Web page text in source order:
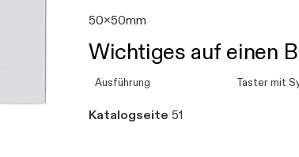
50x50mm
Wichtiges auf einen
Ausführung Taster mit
Katalogseite 51